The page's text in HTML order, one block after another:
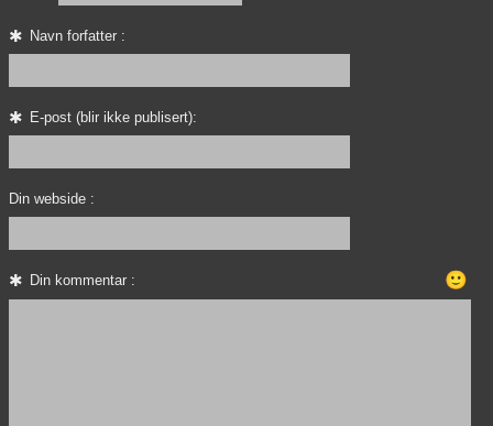
Navn forfatter :
E-post (blir ikke publisert):
Din webside :
Din kommentar : 🙂